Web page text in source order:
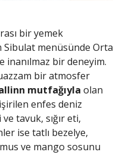
bir yemek
Sibulat menüsünde Orta
bir deneyim.
bir atmosfer
mutfağıyla olan
enfes deniz
tavuk, sığır eti,
ise tatlı bezelye,
ve mango sosunu